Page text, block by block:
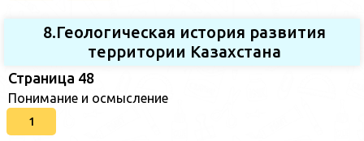
8.Геологическая история развития
территории Казахстана
Страница 48
Понимание и осмысление
1